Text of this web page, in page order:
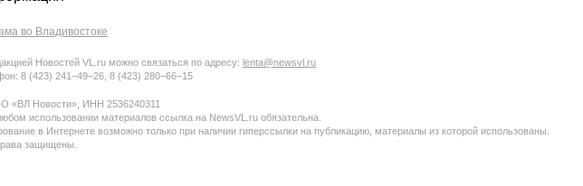
во Владивостоке
Новостей VL.ru можно связаться по адресу: lenta@newsvl.ru
8 (423) 241−49−26, 8 (423) 280−66−15
«ВЛ Новости», ИНН 2536240311
использовании материалов ссылка на NewsVL.ru обязательна.
в Интернете возможно только при наличии гиперссылки на публикацию, материалы из которой использованы.
защищены.